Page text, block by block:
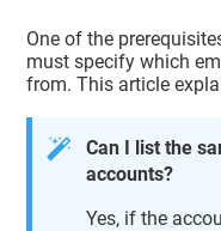
One of the
must specify which
from. This article
Can I list the
accounts?
Yes, if the